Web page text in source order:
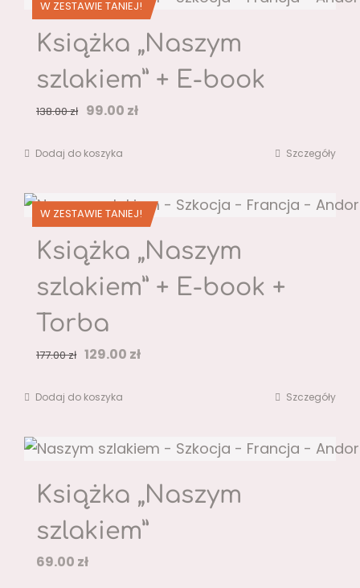
W ZESTAWIE TANIEJ!
Książka „Naszym
szlakiem” + E-book
138.00zł Pierwotna
wynosiła:
99.00 złAktualna
Dodaj do koszyka Szczegóły
W ZESTAWIE TANIEJ!
Książka „Naszym
szlakiem” + E-book +
Torba
177.00zł Pierwotna
wynosiła:
129.00 złAktualna
Dodaj do koszyka Szczegóły
Książka „Naszym
szlakiem”
69.00 zł